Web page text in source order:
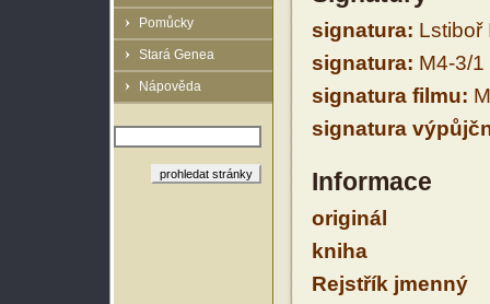
Pomůcky
Stará Genea
Nápověda
signatura: Lstiboř
signatura: M4-3/1
signatura filmu:
signatura
Informace
originál
kniha
Rejstřík jmenný